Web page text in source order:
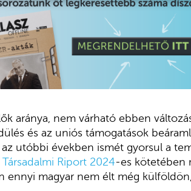
aránya, nem várható ebben
és az uniós támogatások
utóbbi években ismét gyorsul a
Társadalmi Riport 2024-es kötetében
ennyi magyar nem élt még